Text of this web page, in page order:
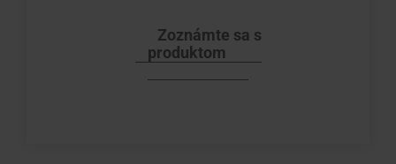
Zoznámte sa s
produktom